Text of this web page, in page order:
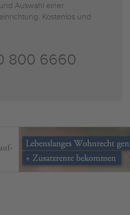
Auswahl einer
Kostenlos und
800 6660